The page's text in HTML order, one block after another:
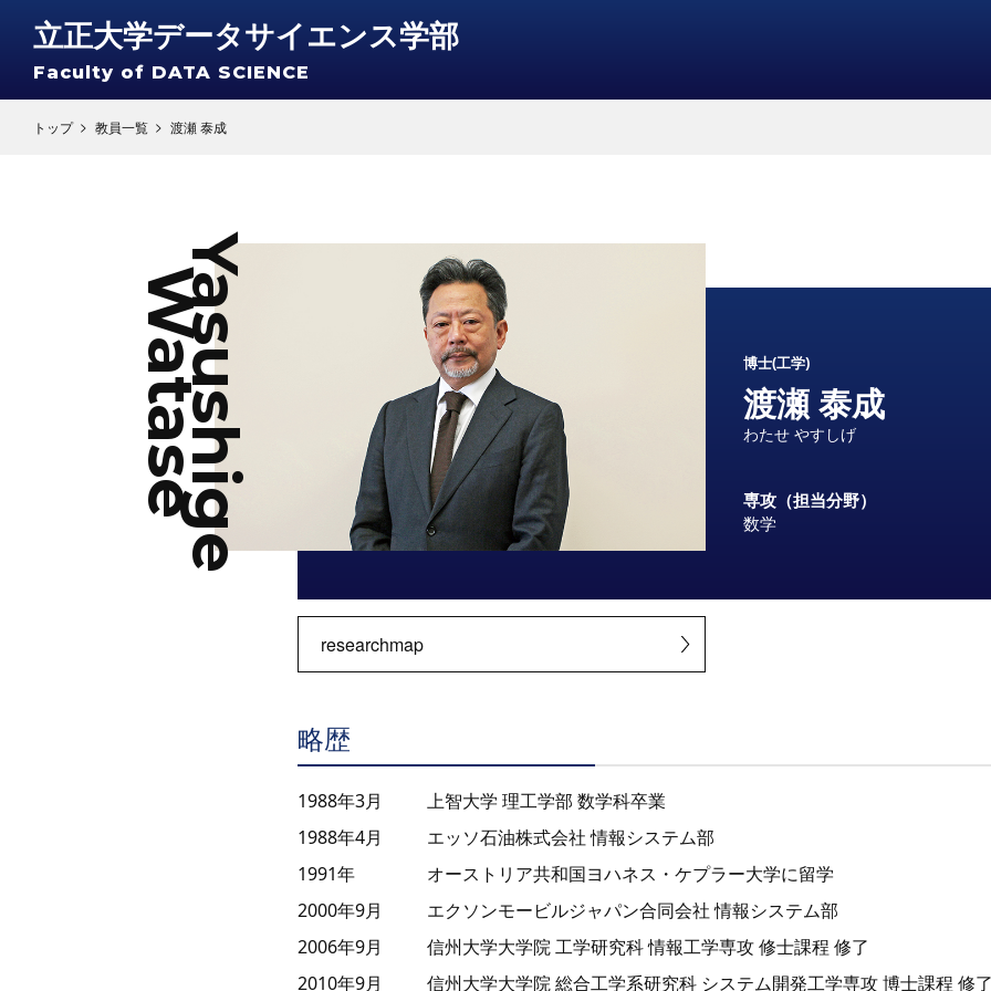
立正大学データサイエンス学部
Faculty of DATA SCIENCE
トップ 教員一覧 渡瀬 泰成
Yasushige
Watase 博士(工学)
渡瀬 泰成
わたせ やすしげ
専攻（担当分野）
数学
researchmap
略歴
1988年3月
上智大学 理工学部 数学科卒業
1988年4月
エッソ石油株式会社 情報システム部
1991年
オーストリア共和国ヨハネス・ケプラー大学に留学
2000年9月
エクソンモービルジャパン合同会社 情報システム部
2006年9月
信州大学大学院 工学研究科 情報工学専攻 修士課程 修了
2010年9月
信州大学大学院 総合工学系研究科 システム開発工学専攻 博士課程 修